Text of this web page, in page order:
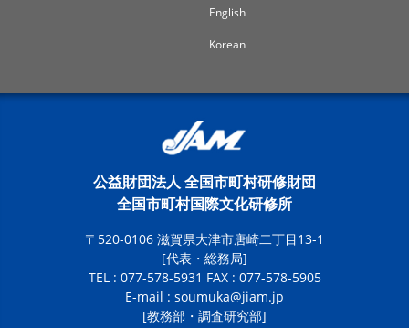
English
Korean
公益財団法人 全国市町村研修財団
全国市町村国際文化研修所
〒520-0106 滋賀県大津市唐崎二丁目13-1
[代表・総務局]
TEL : 077-578-5931 FAX : 077-578-5905
E-mail : soumuka@jiam.jp
[教務部・調査研究部]